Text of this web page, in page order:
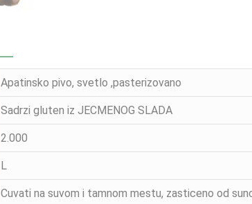
Apatinsko pivo, svetlo ,pasterizovano
Sadrzi gluten iz JECMENOG SLADA
2.000
L
Cuvati na suvom i tamnom mestu, zasticeno od